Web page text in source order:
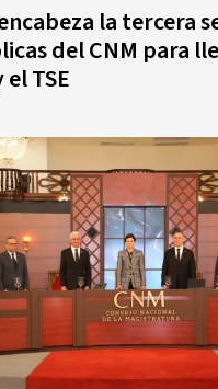
la tercera
del CNM para
el TSE